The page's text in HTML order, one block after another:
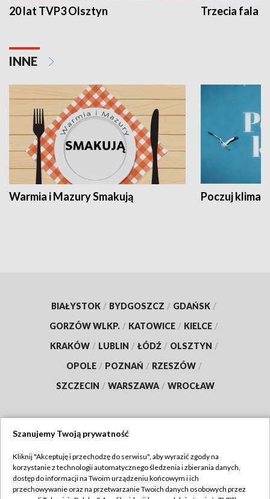
20 lat TVP3 Olsztyn Trzecia fala -
INNE
Warmia i Mazury Smakują Poczuj klimat
BIAŁYSTOK / BYDGOSZCZ / GDAŃSK /
GORZÓW WLKP. / KATOWICE / KIELCE /
KRAKÓW / LUBLIN / ŁÓDŹ / OLSZTYN /
OPOLE / POZNAŃ / RZESZÓW /
SZCZECIN / WARSZAWA / WROCŁAW
TVP
Abonament TVP
Regulamin TVP
Szanujemy Twoją prywatność
Kliknij "Akceptuję i przechodzę do serwisu", aby wyrazić zgody na
korzystanie z technologii automatycznego śledzenia i zbierania danych,
dostęp do informacji na Twoim urządzeniu końcowym i ich
przechowywanie oraz na przetwarzanie Twoich danych osobowych przez